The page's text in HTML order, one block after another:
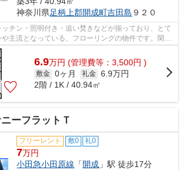
神奈川県足柄上郡開成町吉田島 ９２０
チン・照明付き・追い焚きなどが揃っており、とて
主流となっている、フローリングの物件です。閑静
。初の一人暮...
6.9万円 (管理費等：3,500円 )
敷金 0ヶ月 礼金 6.9万円
2階 / 1K / 40.94㎡
ーフラットＴ
フリーレント 敷0 礼0
7万円
小田急小田原線 「開成 」駅 徒歩17分